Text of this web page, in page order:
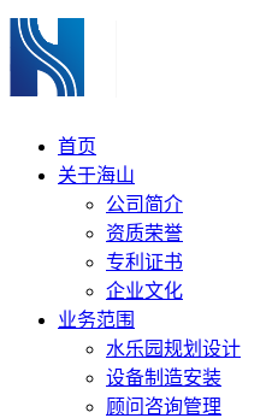
首页
关于海山
公司简介
资质荣誉
专利证书
企业文化
业务范围
水乐园规划设计
设备制造安装
顾问咨询管理